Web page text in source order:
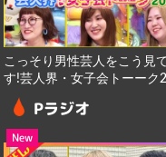
こっそり男性芸人をこう見
す!芸人界・女子会トーーク
Pラジオ
New